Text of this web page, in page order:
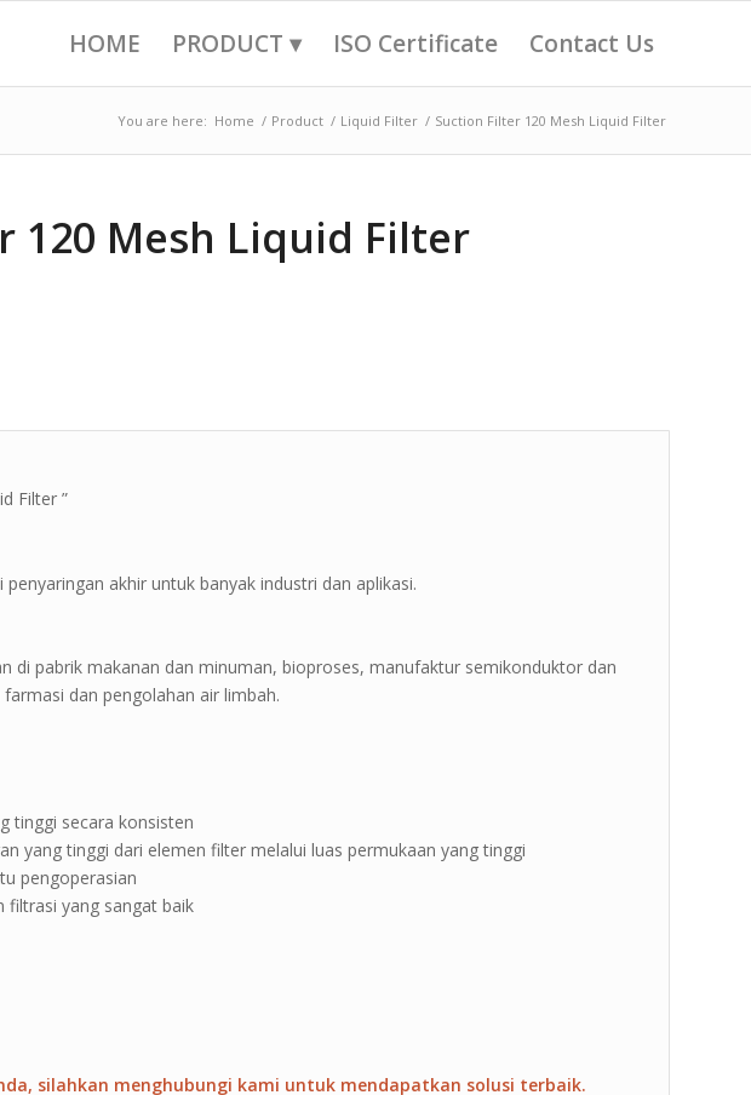
HOME PRODUCT ▾ ISO Certificate Contact Us
You are here: Home / Product / Liquid Filter / Suction Filter 120 Mesh Liquid Filter
120 Mesh Liquid Filter
Filter ”
akhir untuk banyak industri dan aplikasi.
di pabrik makanan dan minuman, bioproses, manufaktur semikonduktor dan
dan pengolahan air limbah.
tinggi secara konsisten
yang tinggi dari elemen filter melalui luas permukaan yang tinggi
pengoperasian
filtrasi yang sangat baik
silahkan menghubungi kami untuk mendapatkan solusi terbaik.